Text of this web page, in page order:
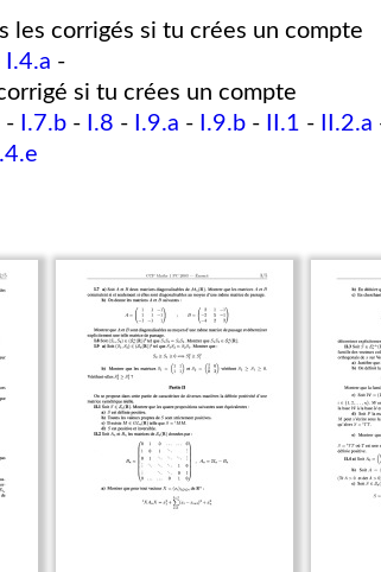
les corrigés si tu crées un compte
I.4.a -
si tu crées un compte
- I.7.b - I.8 - I.9.a - I.9.b - II.1 - II.2.a